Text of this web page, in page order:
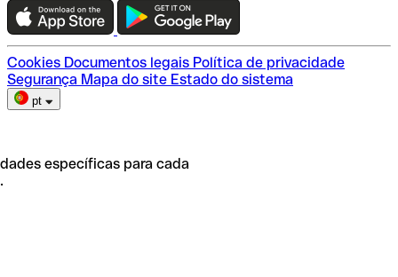
Escolha do plano
Cookies Documentos legais Política de privacidade
Segurança Mapa do site Estado do sistema
pt
específicas para cada